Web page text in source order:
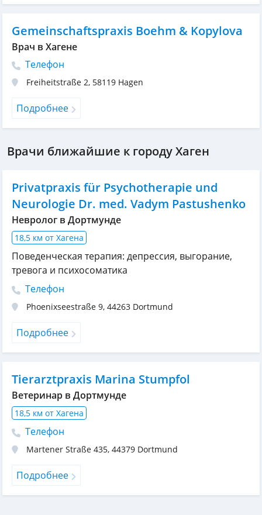
Gemeinschaftspraxis Boehm & Kopylova
Врач в Хагене
Телефон
Freiheitstraße 2, 58119 Hagen
Подробнее
Врачи ближайшие к городу Хаген
Privatpraxis für Psychotherapie und
Neurologie Dr. med. Vadym Pastushenko
Невролог в Дортмунде
18,5 км от Хагена
Поведенческая терапия: депрессия, выгорание,
тревога и психосоматика
Телефон
Phoenixseestraße 9, 44263 Dortmund
Подробнее
Tierarztpraxis Marina Stumpfol
Ветеринар в Дортмунде
18,5 км от Хагена
Телефон
Martener Straße 435, 44379 Dortmund
Подробнее